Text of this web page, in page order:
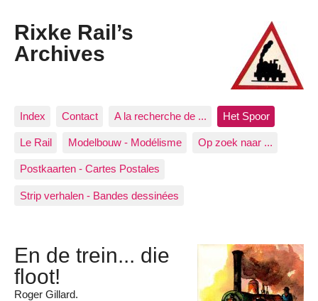
Rixke Rail’s
Archives
Index Contact A la recherche de ... Het Spoor
Le Rail Modelbouw - Modélisme Op zoek naar ...
Postkaarten - Cartes Postales
Strip verhalen - Bandes dessinées
En de trein... die
floot!
Roger Gillard.